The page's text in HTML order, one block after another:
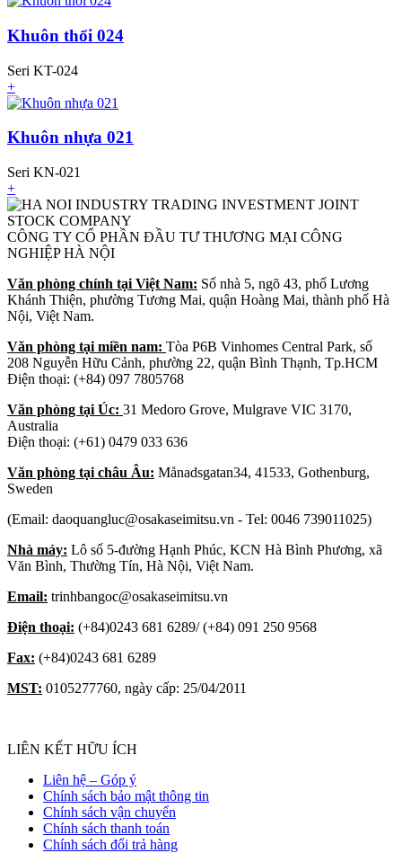
Khuôn thổi 024
Seri KT-024
+
Khuôn nhựa 021
Seri KN-021
+
CÔNG TY CỔ PHẦN ĐẦU TƯ THƯƠNG MẠI CÔNG
NGHIỆP HÀ NỘI
Văn phòng chính tại Việt Nam: Số nhà 5, ngõ 43, phố Lương
Khánh Thiện, phường Tương Mai, quận Hoàng Mai, thành phố Hà
Nội, Việt Nam.
Văn phòng tại miền nam: Tòa P6B Vinhomes Central Park, số
208 Nguyễn Hữu Cảnh, phường 22, quận Bình Thạnh, Tp.HCM
Điện thoại: (+84) 097 7805768
Văn phòng tại Úc: 31 Medoro Grove, Mulgrave VIC 3170,
Australia
Điện thoại: (+61) 0479 033 636
Văn phòng tại châu Âu: Månadsgatan34, 41533, Gothenburg,
Sweden
(Email: daoquangluc@osakaseimitsu.vn - Tel: 0046 739011025)
Nhà máy: Lô số 5-đường Hạnh Phúc, KCN Hà Bình Phương, xã
Văn Bình, Thường Tín, Hà Nội, Việt Nam.
Email: trinhbangoc@osakaseimitsu.vn
Điện thoại: (+84)0243 681 6289/ (+84) 091 250 9568
Fax: (+84)0243 681 6289
MST: 0105277760, ngày cấp: 25/04/2011
LIÊN KẾT HỮU ÍCH
Liên hệ – Góp ý
Chính sách bảo mật thông tin
Chính sách vận chuyển
Chính sách thanh toán
Chính sách đổi trả hàng